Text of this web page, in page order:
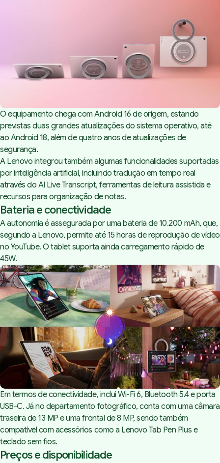
O equipamento chega com Android 16 de origem, estando
previstas duas grandes atualizações do sistema operativo, até
ao Android 18, além de quatro anos de atualizações de
segurança.
A Lenovo integrou também algumas funcionalidades suportadas
por inteligência artificial, incluindo tradução em tempo real
através do AI Live Transcript, ferramentas de leitura assistida e
recursos para organização de notas.
Bateria e conectividade
A autonomia é assegurada por uma bateria de 10.200 mAh, que,
segundo a Lenovo, permite até 15 horas de reprodução de vídeo
no YouTube. O tablet suporta ainda carregamento rápido de
45W.
Em termos de conectividade, inclui Wi-Fi 6, Bluetooth 5.4 e porta
USB-C. Já no departamento fotográfico, conta com uma câmara
traseira de 13 MP e uma frontal de 8 MP, sendo também
compatível com acessórios como a Lenovo Tab Pen Plus e
teclado sem fios.
Preços e disponibilidade